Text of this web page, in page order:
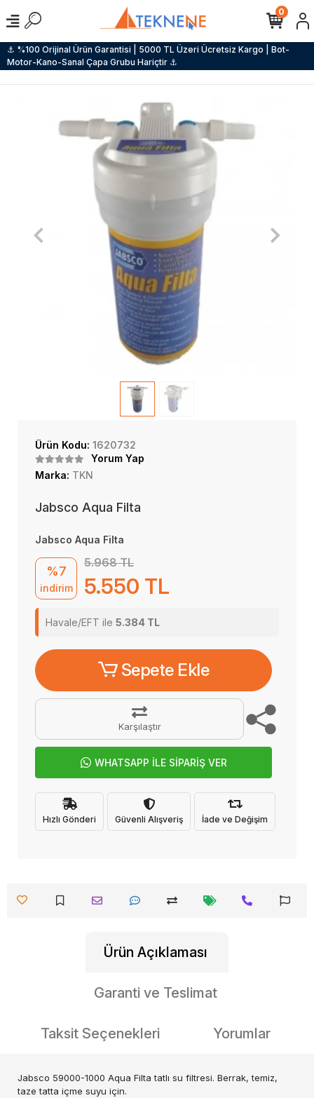
⚓ %100 Orijinal Ürün Garantisi | 5000 TL Üzeri Ücretsiz Kargo | Bot-
Motor-Kano-Sanal Çapa Grubu Hariçtir ⚓
0
Ürün Kodu: 1620732
Yorum Yap
Marka: TKN
Jabsco Aqua Filta
Jabsco Aqua Filta
%7
indirim
5.968 TL
5.550 TL
Havale/EFT ile 5.384 TL
Sepete Ekle
Karşılaştır
WHATSAPP İLE SİPARİŞ VER
Hızlı Gönderi Güvenli Alışveriş İade ve Değişim
Ürün Açıklaması
Garanti ve Teslimat
Taksit Seçenekleri Yorumlar
Jabsco 59000-1000 Aqua Filta tatlı su filtresi. Berrak, temiz,
taze tatta içme suyu için.